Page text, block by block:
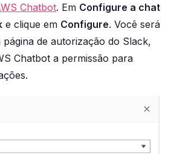
Chatbot. Em Configure a chat
e clique em Configure. Você será
de autorização do Slack,
Chatbot a permissão para